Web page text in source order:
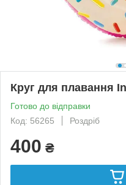
Круг для плавання
Готово до відправки
Код: 56265
Роздріб
400 ₴